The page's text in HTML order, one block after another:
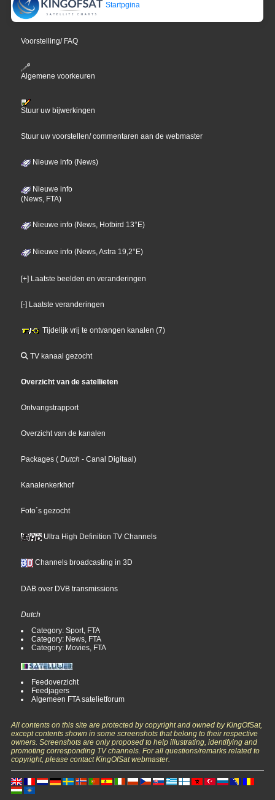
Startpgina
Voorstelling/ FAQ
Algemene voorkeuren
Stuur uw bijwerkingen
Stuur uw voorstellen/ commentaren aan de webmaster
Nieuwe info (News)
Nieuwe info
(News, FTA)
Nieuwe info (News, Hotbird 13°E)
Nieuwe info (News, Astra 19,2°E)
[+] Laatste beelden en veranderingen
[-] Laatste veranderingen
Tijdelijk vrij te ontvangen kanalen (7)
TV kanaal gezocht
Overzicht van de satellieten
Ontvangstrapport
Overzicht van de kanalen
Packages ( Dutch - Canal Digitaal)
Kanalenkerkhof
Foto´s gezocht
Ultra High Definition TV Channels
Channels broadcasting in 3D
DAB over DVB transmissions
Dutch
Category: Sport, FTA
Category: News, FTA
Category: Movies, FTA
Feedoverzicht
Feedjagers
Algemeen FTA satelietforum
All contents on this site are protected by copyright and owned by KingOfSat,
except contents shown in some screenshots that belong to their respective
owners. Screenshots are only proposed to help illustrating, identifying and
promoting corresponding TV channels. For all questions/remarks related to
copyright, please contact KingOfSat webmaster.